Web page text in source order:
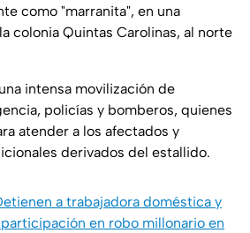
como "marranita", en una
colonia Quintas Carolinas, al norte
intensa movilización de
policías y bomberos, quienes
atender a los afectados y
derivados del estallido.
a trabajadora doméstica y
en robo millonario en